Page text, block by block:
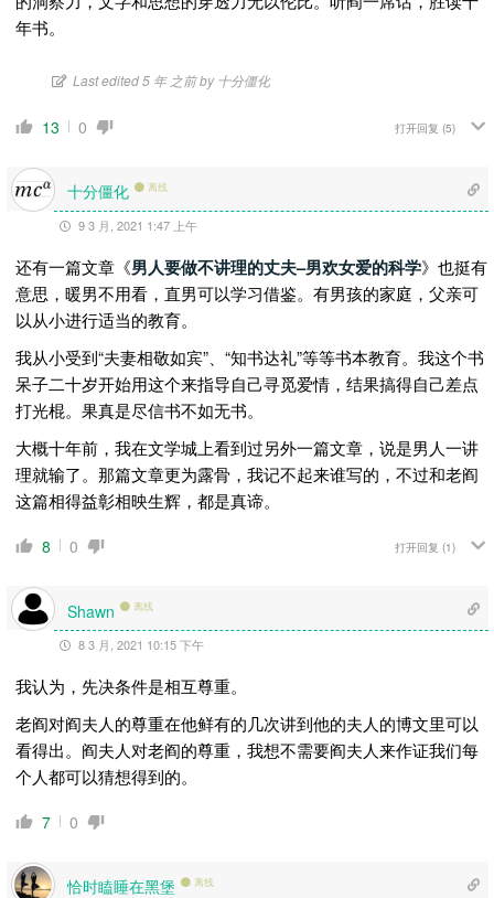
年书。
Last edited 5 年 之前 by 十分僵化
13 0 打开回复 (5)
十分僵化 离线
9 3 月, 2021 1:47 上午
还有一篇文章《男人要做不讲理的丈夫–男欢女爱的科学》也挺有
意思，暖男不用看，直男可以学习借鉴。有男孩的家庭，父亲可
以从小进行适当的教育。
我从小受到“夫妻相敬如宾”、“知书达礼”等等书本教育。我这个书
呆子二十岁开始用这个来指导自己寻觅爱情，结果搞得自己差点
打光棍。果真是尽信书不如无书。
大概十年前，我在文学城上看到过另外一篇文章，说是男人一讲
理就输了。那篇文章更为露骨，我记不起来谁写的，不过和老阎
这篇相得益彰相映生辉，都是真谛。
8 0 打开回复 (1)
Shawn 离线
8 3 月, 2021 10:15 下午
我认为，先决条件是相互尊重。
老阎对阎夫人的尊重在他鲜有的几次讲到他的夫人的博文里可以
看得出。阎夫人对老阎的尊重，我想不需要阎夫人来作证我们每
个人都可以猜想得到的。
7 0
恰时瞌睡在黑堡 离线